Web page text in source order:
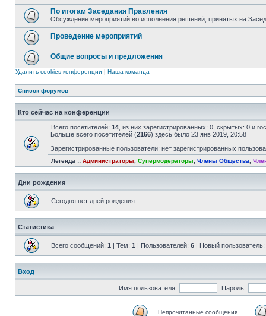
По итогам Заседания Правления
Обсуждение мероприятий во исполнения решений, принятых на
Проведение мероприятий
Общие вопросы и предложения
Удалить cookies конференции | Наша команда
Список форумов
Кто сейчас на конференции
Всего посетителей: 14 , из них зарегистрированных: 0, скрытых: 0 и
Больше всего посетителей (2166) здесь было 23 янв 2019, 20:58
Зарегистрированные пользователи: нет зарегистрированных
Легенда :: Администраторы Супермодераторы Члены Общества
Дни рождения
Сегодня нет дней рождения.
Статистика
Всего сообщений: 1 | Тем: 1 | Пользователей: 6 | Новый пользователь:
Вход
Имя пользователя: Пароль:
Непрочитанные сообщения